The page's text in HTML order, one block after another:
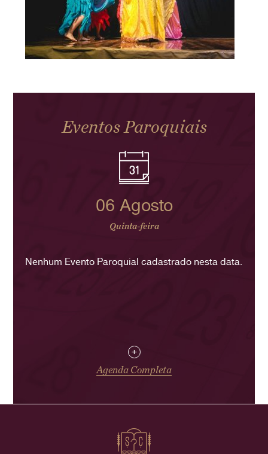
Eventos Paroquiais
06 Agosto
Quinta-feira
Nenhum Evento Paroquial cadastrado nesta data.
+
Agenda Completa